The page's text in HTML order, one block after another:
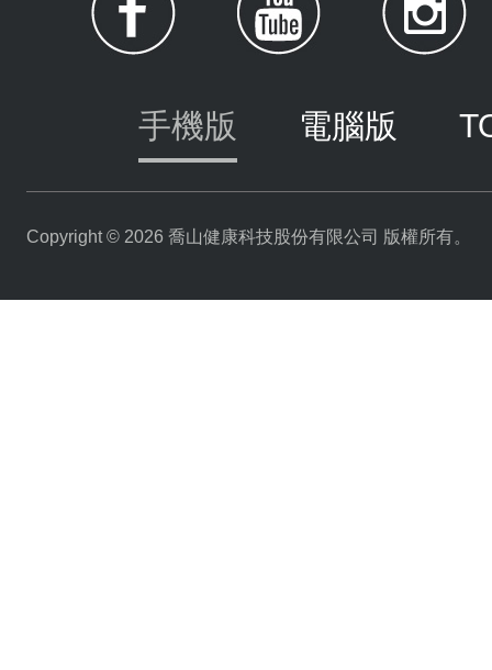
手機版 電腦版
Copyright © 2026 喬山健康科技股份有限公司 版權所有。